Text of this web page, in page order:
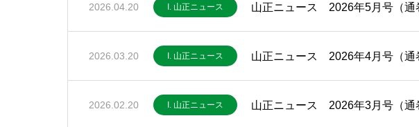
2026.04.20 I. 山正ニュース 山正ニュース 2026年5月号（通
2026.03.20 I. 山正ニュース 山正ニュース 2026年4月号（通
2026.02.20 I. 山正ニュース 山正ニュース 2026年3月号（通